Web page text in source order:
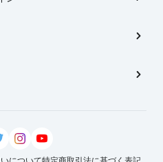
について特定商取引法に基づく表記